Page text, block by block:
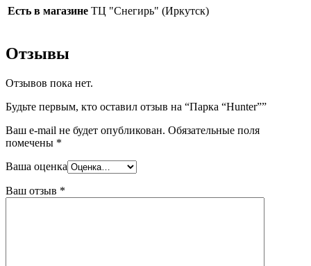
Есть в магазине ТЦ "Снегирь" (Иркутск)
Отзывы
Отзывов пока нет.
Будьте первым, кто оставил отзыв на “Парка “Hunter””
Ваш e-mail не будет опубликован. Обязательные поля
помечены *
Ваша оценка
Ваш отзыв *